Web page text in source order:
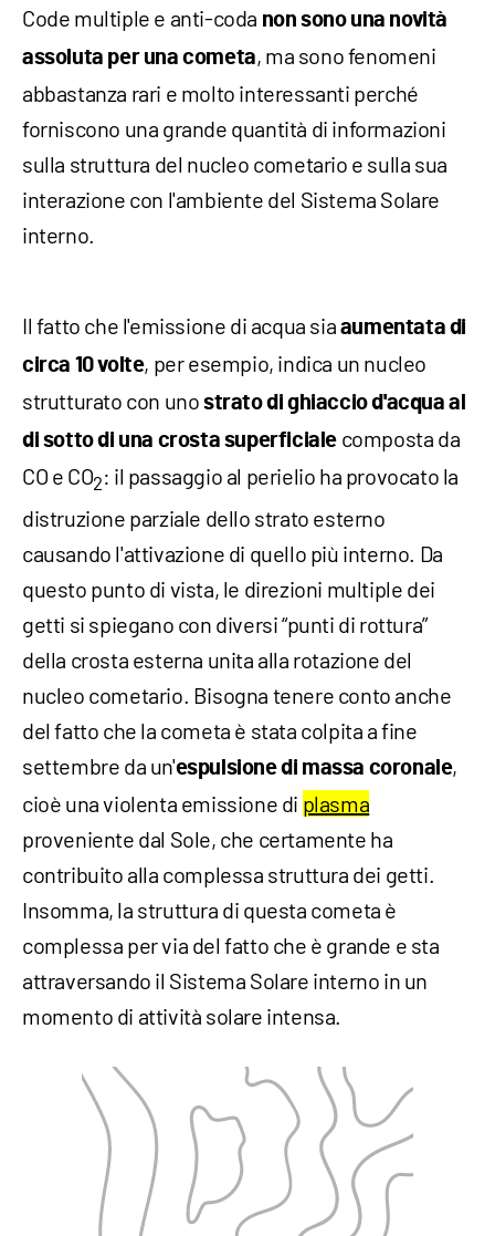
Code multiple e anti-coda non sono una novità
assoluta per una cometa, ma sono fenomeni
abbastanza rari e molto interessanti perché
forniscono una grande quantità di informazioni
sulla struttura del nucleo cometario e sulla sua
interazione con l'ambiente del Sistema Solare
interno.
Il fatto che l'emissione di acqua sia aumentata di
circa 10 volte, per esempio, indica un nucleo
strutturato con unostrato di ghiaccio d'acqua al
di sotto di una crosta superficiale composta da
CO e CO2: il passaggio al perielio ha provocato la
distruzione parziale dello strato esterno
causando l'attivazione di quello più interno. Da
questo punto di vista, le direzioni multiple dei
getti si spiegano con diversi “punti di rottura”
della crosta esterna unita alla rotazione del
nucleo cometario. Bisogna tenere conto anche
del fatto che la cometa è stata colpita a fine
settembre da un'espulsione di massa coronale,
cioè una violenta emissione di plasma
proveniente dal Sole, che certamente ha
contribuito alla complessa struttura dei getti.
Insomma, la struttura di questa cometa è
complessa per via del fatto che è grande e sta
attraversando il Sistema Solare interno in un
momento di attività solare intensa.